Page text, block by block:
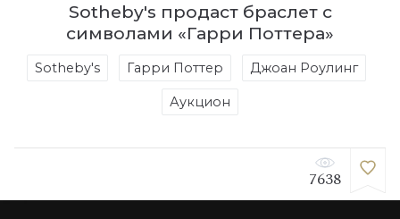
Sotheby's продаст браслет с
символами «Гарри Поттера»
Sotheby's Гарри Поттер Джоан Роулинг
Аукцион
7638